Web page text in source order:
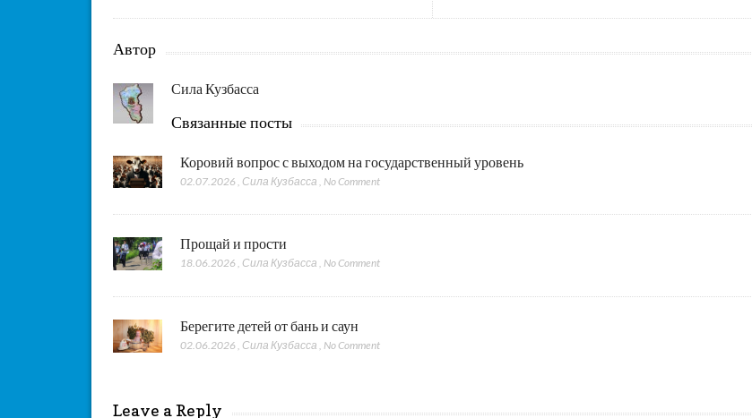
Автор
Сила Кузбасса
Связанные посты
Коровий вопрос с выходом на государственный уровень
02.07.2026 Сила Кузбасса No Comment
Прощай и прости
18.06.2026 , Сила Кузбасса ,No Comment
Берегите детей от бань и саун
02.06.2026 Сила Кузбасса No Comment
Leave a Reply